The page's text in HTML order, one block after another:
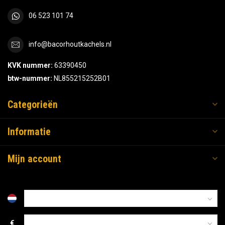
06 523 101 74
info@bacorhoutkachels.nl
KVK nummer: 63390450
btw-nummer: NL855215252B01
Categorieën
Informatie
Mijn account
€